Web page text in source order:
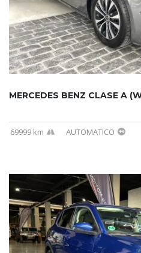
69999 km AUTOMATICO